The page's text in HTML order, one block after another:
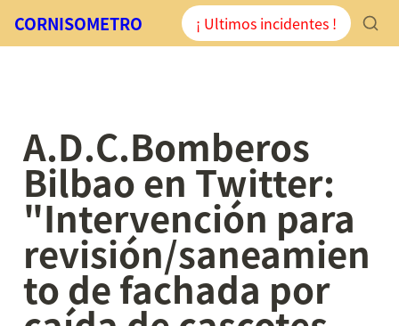
CORNISOMETRO ¡ Ultimos incidentes !
A.D.C.Bomberos
Bilbao en Twitter:
"Intervención para
revisión/saneamien
to de fachada por